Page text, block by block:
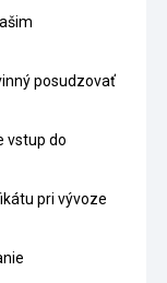
posudzovať
vstup do
pri vývoze